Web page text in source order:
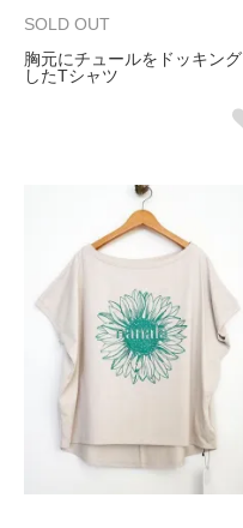
SOLD OUT
胸元にチュールをドッキング
したTシャツ